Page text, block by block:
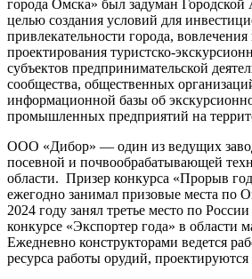
города Омска» был задуман
целью создания условий для
привлекательности города, вовлечения
проектирования туристско-
субъектов предпринимательской
сообщества, общественных
информационной базы об
промышленных предприятий на
ООО «Дибор» — один из ведущих
посевной и почвообрабатывающей
области. Призер конкурса «Прорыв
ежегодно занимал призовые места по
2024 году занял третье место по
конкурсе «Экспортер года» в области
Ежедневно конструкторами ведется
ресурса работы орудий,